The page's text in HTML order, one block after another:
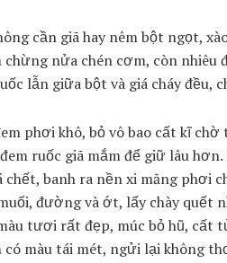
cần giã hay nêm bột ngọt,
nửa chén cơm, còn nhiêu
lẫn giữa bột và giá cháy đều,
phơi khô, bỏ vô bao cất kĩ
ruốc giã mắm để giữ lâu
banh ra nền xi măng phơi
đường và ớt, lấy chày quết
tươi rất đẹp, múc bỏ hũ, cất
màu tái mét, ngửi lại không